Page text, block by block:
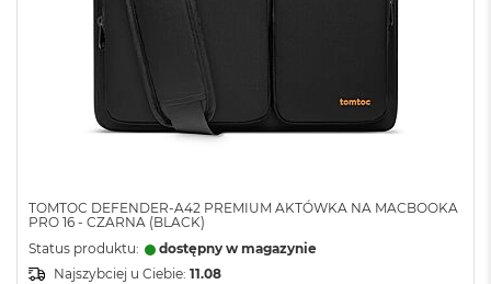
TOMTOC DEFENDER-A42 PREMIUM AKTÓWKA NA MACBOOKA
PRO 16 - CZARNA (BLACK)
Status produktu:
dostępny w magazynie
Najszybciej u Ciebie: 11.08